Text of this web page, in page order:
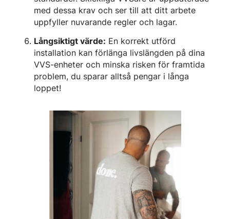
med dessa krav och ser till att ditt arbete
uppfyller nuvarande regler och lagar.
Långsiktigt värde: En korrekt utförd
installation kan förlänga livslängden på dina
VVS-enheter och minska risken för framtida
problem, du sparar alltså pengar i långa
loppet!